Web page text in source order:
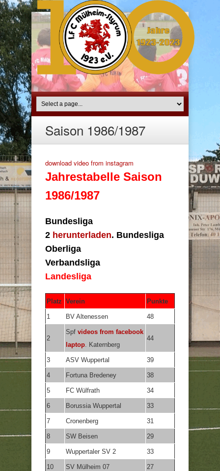
Saison 1986/1987
download video from instagram
Jahrestabelle Saison
1986/1987
Bundesliga
2 herunterladen. Bundesliga
Oberliga
Verbandsliga
Landesliga
Platz Verein Punkte
1 BV Altenessen 48
2
Spf videos from facebook
laptop . Katernberg
44
3 ASV Wuppertal 39
4 Fortuna Bredeney 38
5 FC Wülfrath 34
6 Borussia Wuppertal 33
7 Cronenberg 31
8 SW Beisen 29
9 Wuppertaler SV 2 33
10 SV Mülheim 07 27